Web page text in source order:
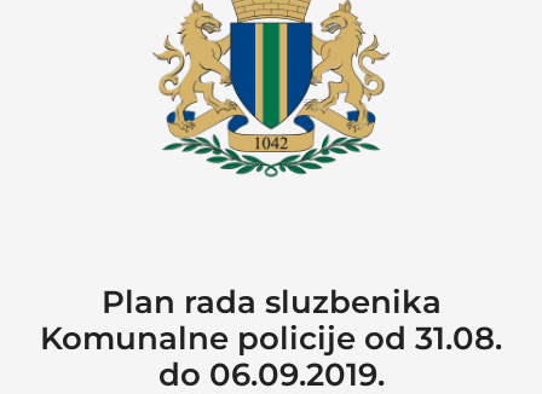
Plan rada sluzbenika
Komunalne policije od 31.08.
do 06.09.2019.